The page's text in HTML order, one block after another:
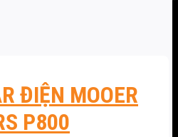
ĐIỆN MOOER
P800